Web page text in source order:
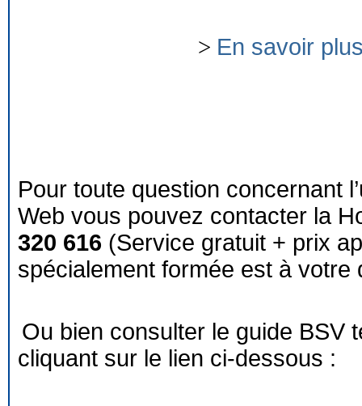
> En savoir
Pour toute question concernant
Web vous pouvez contacter la
320 616 (Service gratuit + prix
spécialement formée est à votre
Ou bien consulter le guide BSV
cliquant sur le lien ci-dessous :